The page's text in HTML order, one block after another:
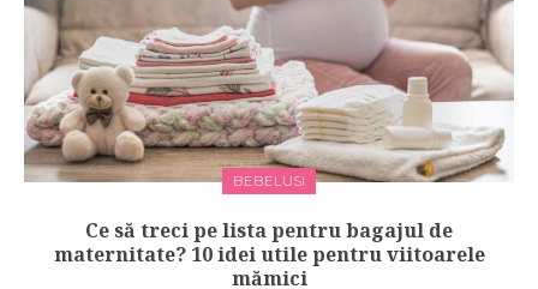
BEBELUSI
Ce să treci pe lista pentru bagajul de
maternitate? 10 idei utile pentru viitoarele
mămici